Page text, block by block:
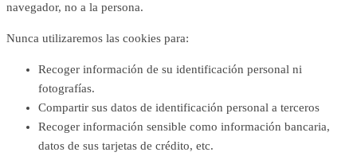
navegador, no a la persona.
Nunca utilizaremos las cookies para:
Recoger información de su identificación personal ni
fotografías.
Compartir sus datos de identificación personal a terceros
Recoger información sensible como información bancaria,
datos de sus tarjetas de crédito, etc.